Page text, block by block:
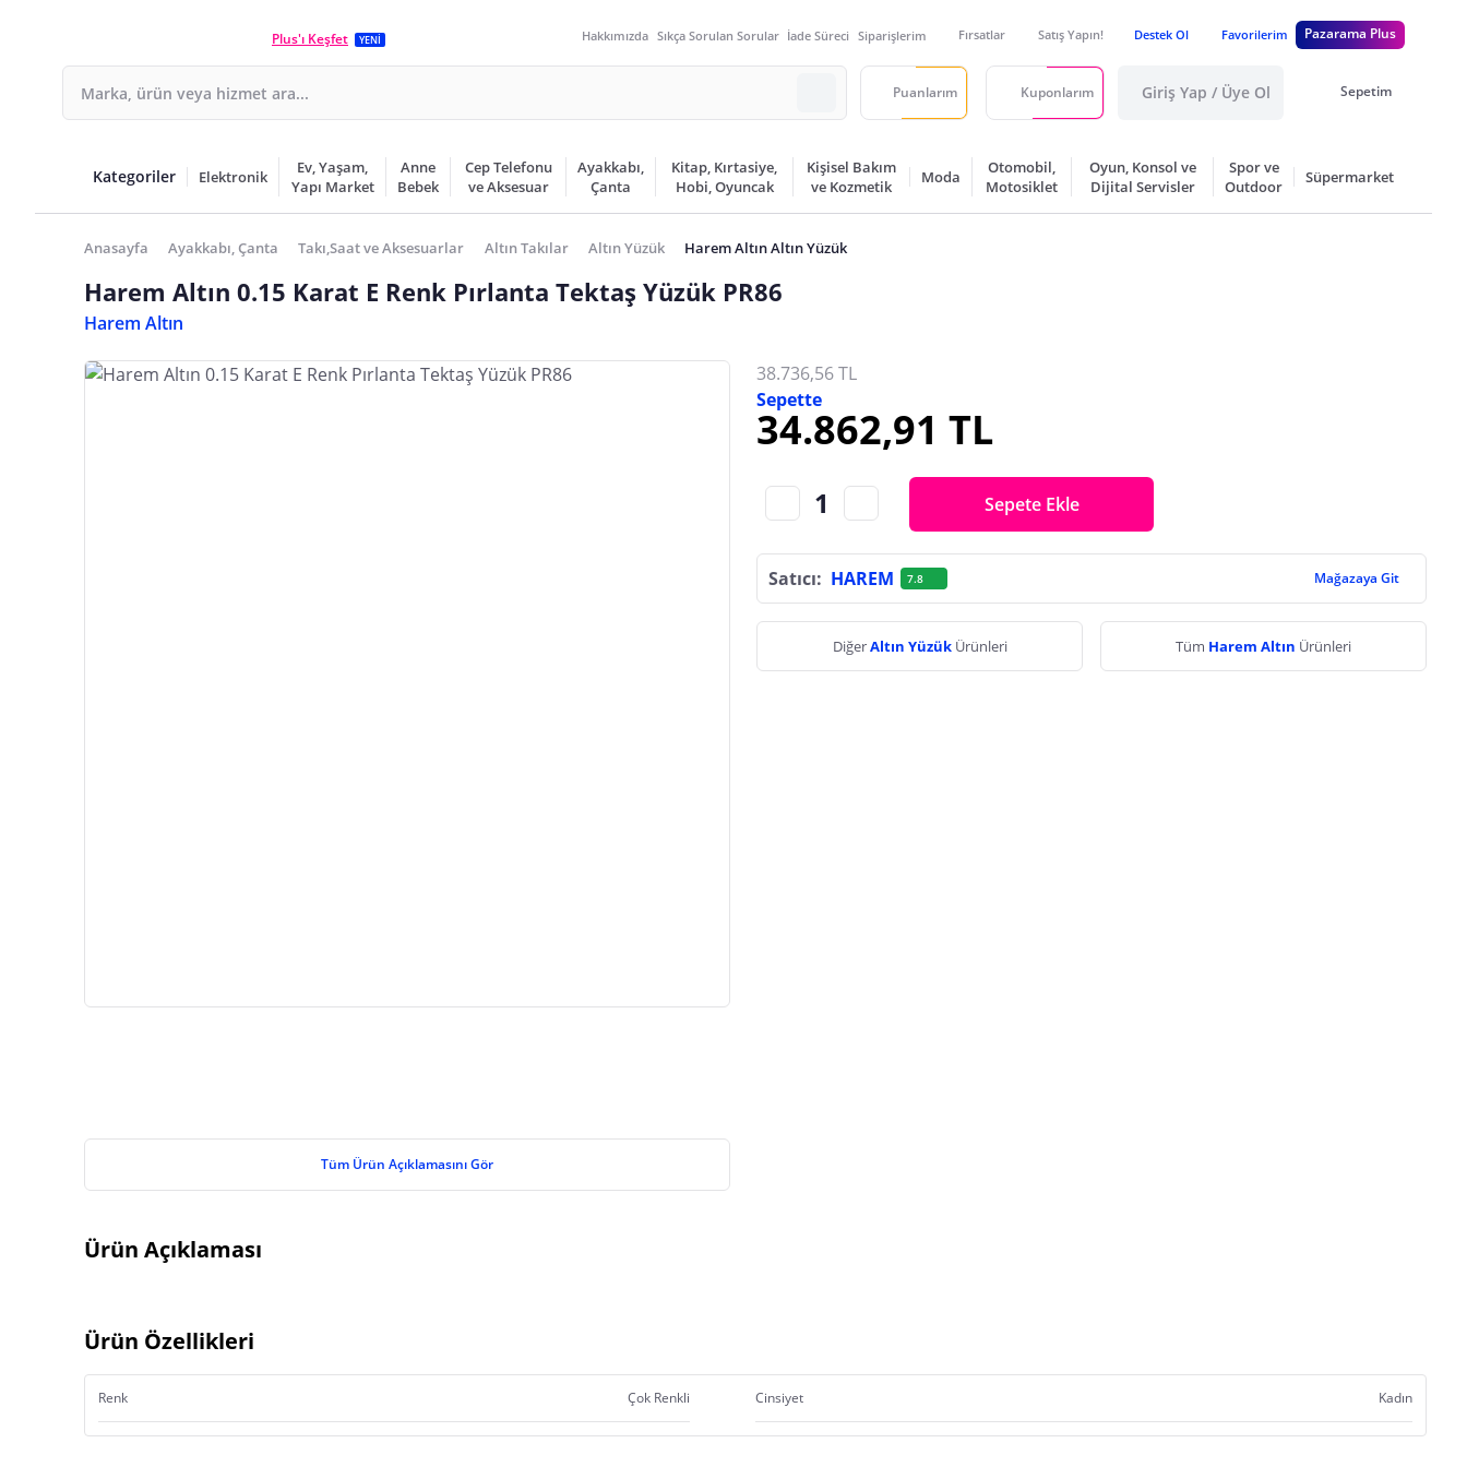
Plus'ı Keşfet YENİ Hakkımızda Sıkça Sorulan Sorular İade Süreci Siparişlerim Fırsatlar Satış Yapın! Destek Ol Favorilerim Pazarama Plus
Puanlarım Kuponlarım Giriş Yap / Üye Ol Sepetim
Kategoriler Elektronik
Ev, Yaşam,
Yapı Market
Anne
Bebek
Cep Telefonu
ve Aksesuar
Ayakkabı,
Çanta
Kitap, Kırtasiye,
Hobi, Oyuncak
Kişisel Bakım
ve Kozmetik
Moda
Otomobil,
Motosiklet
Oyun, Konsol ve
Dijital Servisler
Spor ve
Outdoor
Süpermarket
Anasayfa Ayakkabı, Çanta Takı,Saat ve Aksesuarlar Altın Takılar Altın Yüzük Harem Altın Altın Yüzük
Harem Altın 0.15 Karat E Renk Pırlanta Tektaş Yüzük PR86
Harem Altın
Tüm Ürün Açıklamasını Gör
38.736,56 TL
Sepette
34.862,91 TL
Sepete Ekle
Satıcı: HAREM 7.8 Mağazaya Git
DiğerAltın Yüzük Ürünleri Tüm Harem Altın Ürünleri
Ürün Açıklaması
Ürün Özellikleri
Renk Çok Renkli Cinsiyet Kadın